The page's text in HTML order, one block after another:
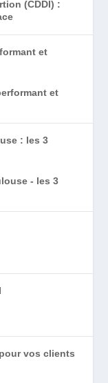
et
: les 3
vos clients